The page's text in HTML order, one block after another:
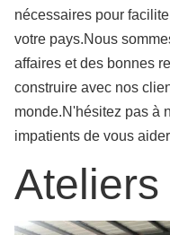
nécessaires pour
votre pays.Nous
affaires et des bonnes
construire avec nos
monde.N'hésitez pas à
impatients de vous
Ateliers